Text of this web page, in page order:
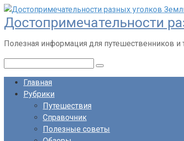
Перейти
к
контенту
Достопримечательности
Полезная информация для путешественников и
Главная
Рубрики
Путешествия
Справочник
Полезные советы